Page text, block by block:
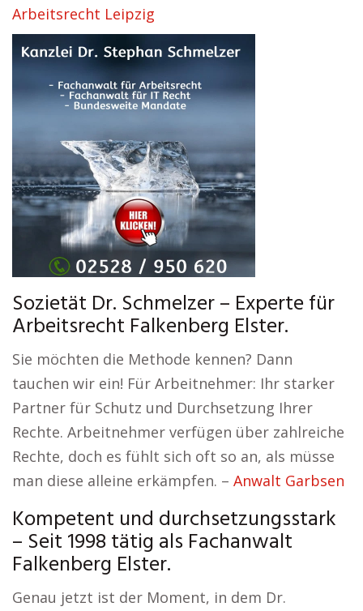
Arbeitsrecht Leipzig
Sozietät Dr. Schmelzer – Experte für
Arbeitsrecht Falkenberg Elster.
Sie möchten die Methode kennen? Dann
tauchen wir ein! Für Arbeitnehmer: Ihr starker
Partner für Schutz und Durchsetzung Ihrer
Rechte. Arbeitnehmer verfügen über zahlreiche
Rechte, doch es fühlt sich oft so an, als müsse
man diese alleine erkämpfen. – Anwalt Garbsen
Kompetent und durchsetzungsstark
– Seit 1998 tätig als Fachanwalt
Falkenberg Elster.
Genau jetzt ist der Moment, in dem Dr.